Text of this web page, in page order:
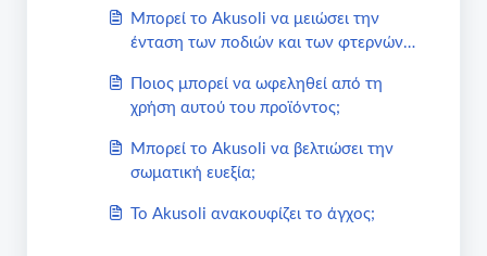
Μπορεί το Akusoli να μειώσει την
ένταση των ποδιών και των φτερνών
Ποιος μπορεί να ωφεληθεί από τη
χρήση αυτού του προϊόντος;
Μπορεί το Akusoli να βελτιώσει την
σωματική ευεξία;
Το Akusoli ανακουφίζει το άγχος;